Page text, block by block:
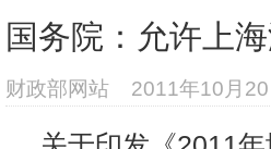
国务院：允许上
财政部网站 2011年10月